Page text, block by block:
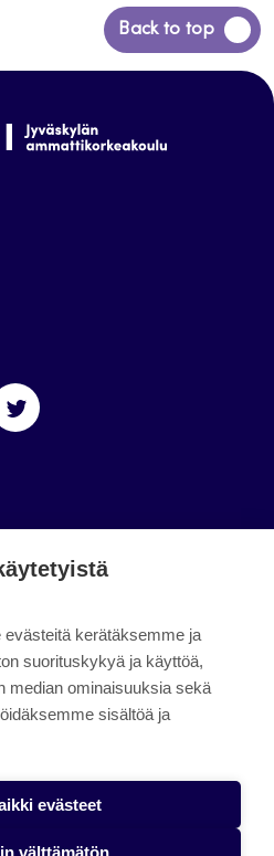
Back to top
Siirry
takaisin
on tukea
kerätäksemme ja
suorituskykyä ja käyttöä,
median ominaisuuksia sekä
sisältöä ja
evästeet
välttämätön